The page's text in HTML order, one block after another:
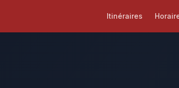
Itinéraires